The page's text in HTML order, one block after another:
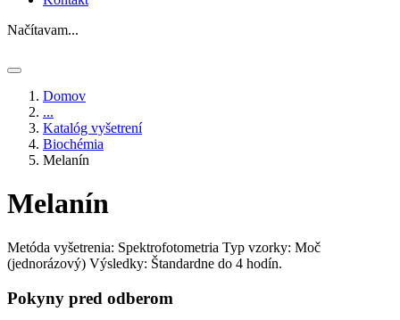
Načítavam...
Domov
...
Katalóg vyšetrení
Biochémia
Melanín
Melanín
Metóda vyšetrenia: Spektrofotometria Typ vzorky: Moč
(jednorázový) Výsledky: Štandardne do 4 hodín.
Pokyny pred odberom